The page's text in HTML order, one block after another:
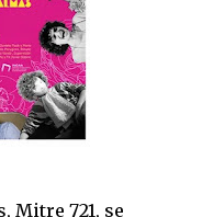
Mitre 721, se